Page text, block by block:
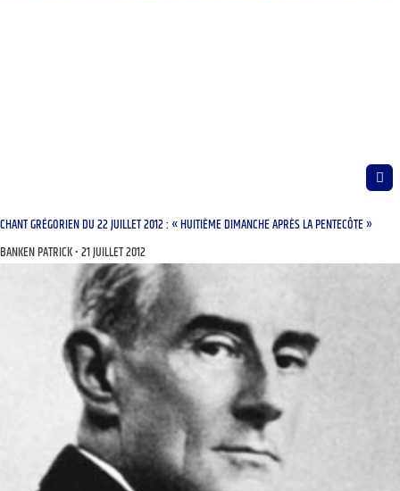
CHANT GRÉGORIEN DU 22 JUILLET 2012 : « HUITIÈME DIMANCHE APRÈS LA PENTECÔTE »
BANKEN PATRICK 21 JUILLET 2012